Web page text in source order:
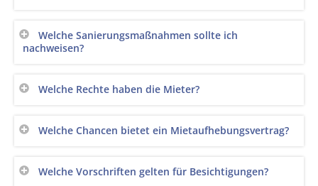
Welche Sanierungsmaßnahmen sollte ich
nachweisen?
Welche Rechte haben die Mieter?
Welche Chancen bietet ein Mietaufhebungsvertrag?
Welche Vorschriften gelten für Besichtigungen?